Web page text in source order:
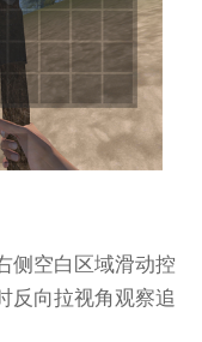
侧空白区域滑动控
向拉视角观察追